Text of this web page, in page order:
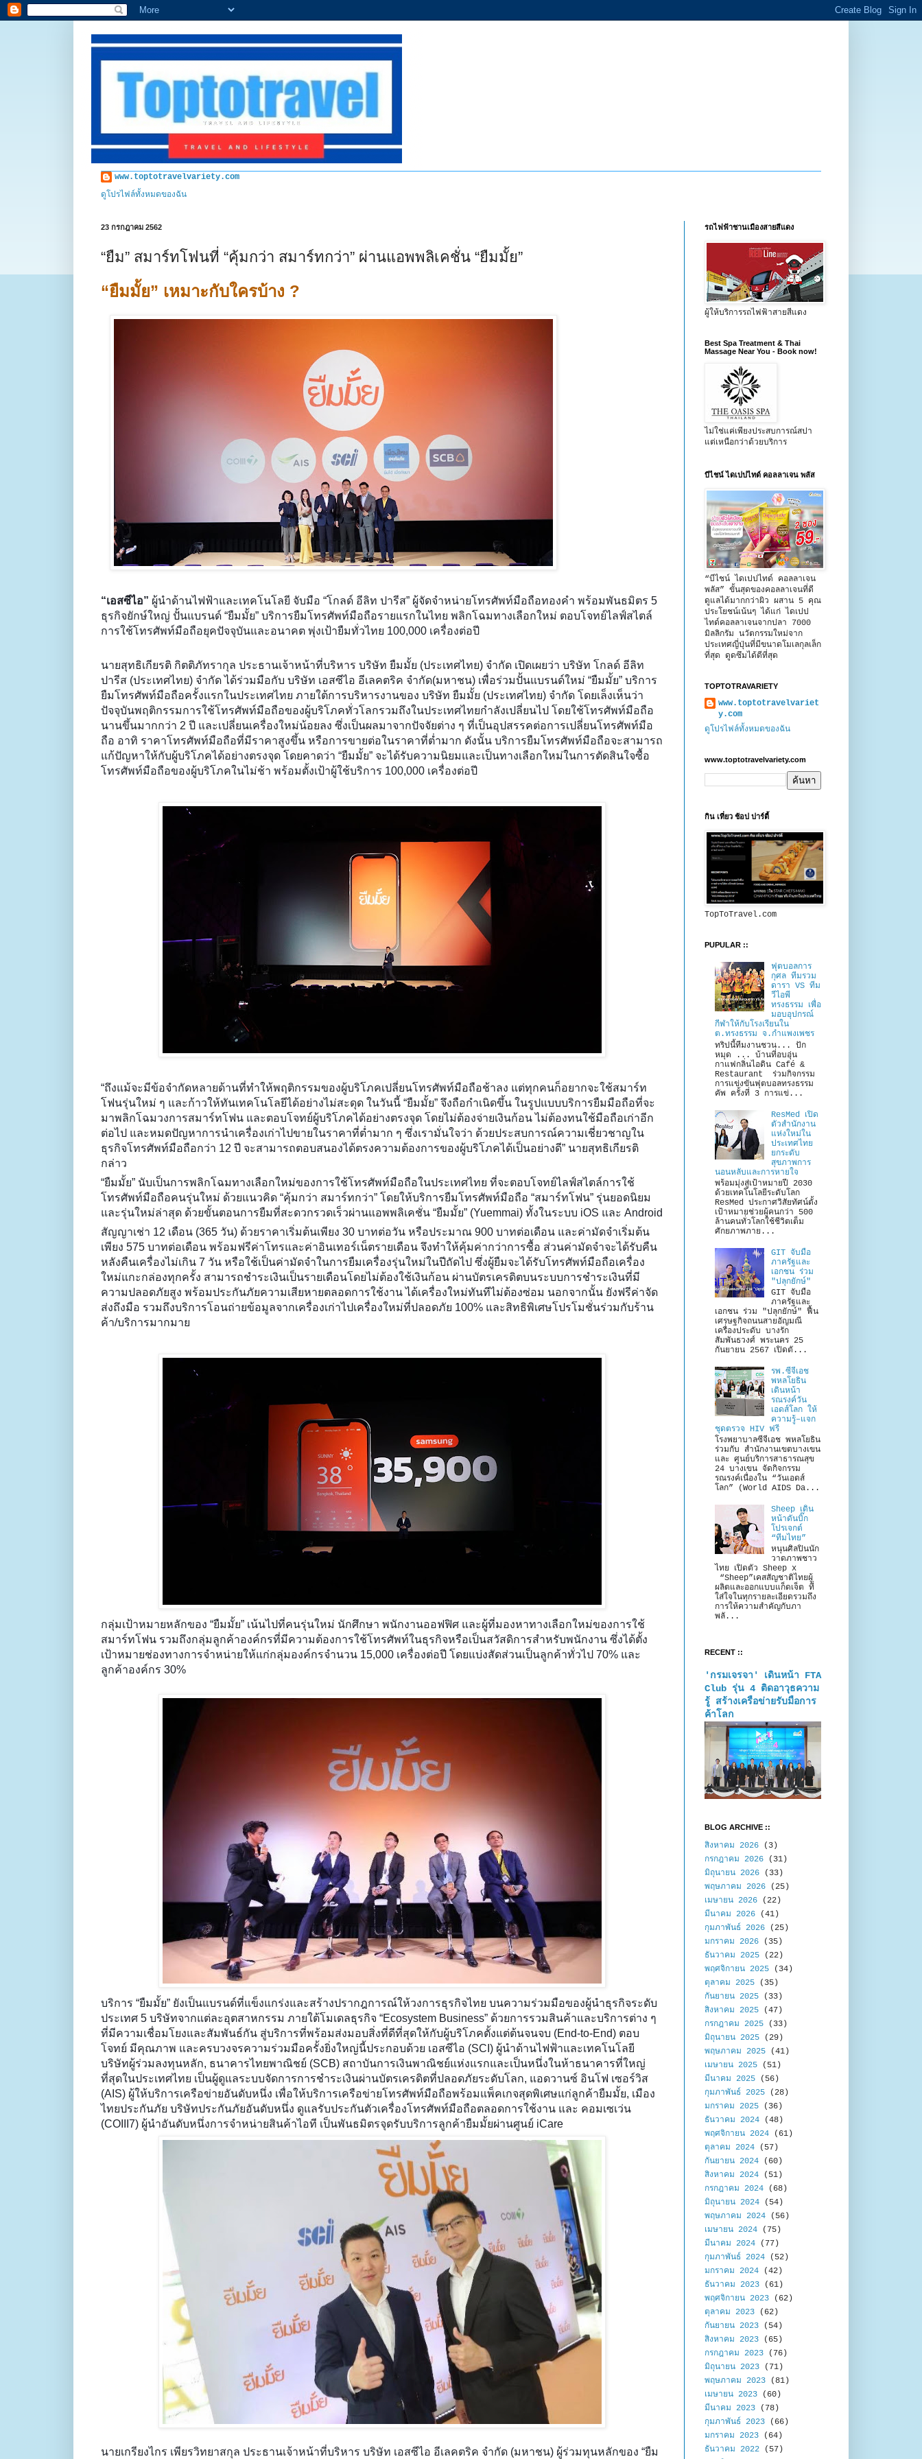
www.toptotravelvariety.com
ดูโปรไฟล์ทั้งหมดของฉัน
23 กรกฎาคม 2562
“ยืม” สมาร์ทโฟนที่ “คุ้มกว่า สมาร์ทกว่า” ผ่านแอพพลิเคชั่น “ยืมมั้ย”
“ยืมมั้ย” เหมาะกับใครบ้าง ?
“เอสซีไอ” ผู้นำด้านไฟฟ้าและเทคโนโลยี จับมือ “โกลด์ อีลิท ปารีส” ผู้จัดจำหน่ายโทรศัพท์มือถือทองคำ พร้อมพันธมิตร 5
ธุรกิจยักษ์ใหญ่ ปั้นแบรนด์ “ยืมมั้ย” บริการยืมโทรศัพท์มือถือรายแรกในไทย พลิกโฉมทางเลือกใหม่ ตอบโจทย์ไลฟ์สไตล์
การใช้โทรศัพท์มือถือยุคปัจจุบันและอนาคต พุ่งเป้ายืมทั่วไทย 100,000 เครื่องต่อปี
นายสุทธิเกียรติ กิตติภัทรากุล ประธานเจ้าหน้าที่บริหาร บริษัท ยืมมั้ย (ประเทศไทย) จำกัด เปิดเผยว่า บริษัท โกลด์ อีลิท
ปารีส (ประเทศไทย) จำกัด ได้ร่วมมือกับ บริษัท เอสซีไอ อีเลคตริค จํากัด(มหาชน) เพื่อร่วมปั้นแบรนด์ใหม่ “ยืมมั้ย” บริการ
ยืมโทรศัพท์มือถือครั้งแรกในประเทศไทย ภายใต้การบริหารงานของ บริษัท ยืมมั้ย (ประเทศไทย) จำกัด โดยเล็งเห็นว่า
ปัจจุบันพฤติกรรมการใช้โทรศัพท์มือถือของผู้บริโภคทั่วโลกรวมถึงในประเทศไทยกำลังเปลี่ยนไป โดยใช้โทรศัพท์มือถือ
นานขึ้นมากกว่า 2 ปี และเปลี่ยนเครื่องใหม่น้อยลง ซึ่งเป็นผลมาจากปัจจัยต่าง ๆ ที่เป็นอุปสรรคต่อการเปลี่ยนโทรศัพท์มือ
ถือ อาทิ ราคาโทรศัพท์มือถือที่มีราคาสูงขึ้น หรือการขายต่อในราคาที่ต่ำมาก ดังนั้น บริการยืมโทรศัพท์มือถือจะสามารถ
แก้ปัญหาให้กับผู้บริโภคได้อย่างตรงจุด โดยคาดว่า “ยืมมั้ย” จะได้รับความนิยมและเป็นทางเลือกใหม่ในการตัดสินใจซื้อ
โทรศัพท์มือถือของผู้บริโภคในไม่ช้า พร้อมตั้งเป้าผู้ใช้บริการ 100,000 เครื่องต่อปี
“ถึงแม้จะมีข้อจำกัดหลายด้านที่ทำให้พฤติกรรมของผู้บริโภคเปลี่ยนโทรศัพท์มือถือช้าลง แต่ทุกคนก็อยากจะใช้สมาร์ท
โฟนรุ่นใหม่ ๆ และก้าวให้ทันเทคโนโลยีได้อย่างไม่สะดุด ในวันนี้ “ยืมมั้ย” จึงถือกำเนิดขึ้น ในรูปแบบบริการยืมมือถือที่จะ
มาพลิกโฉมวงการสมาร์ทโฟน และตอบโจทย์ผู้บริโภคได้อย่างตรงจุด โดยไม่ต้องจ่ายเงินก้อน ไม่ต้องทนใช้มือถือเก่าอีก
ต่อไป และหมดปัญหาการนำเครื่องเก่าไปขายในราคาที่ต่ำมาก ๆ ซึ่งเรามั่นใจว่า ด้วยประสบการณ์ความเชี่ยวชาญใน
ธุรกิจโทรศัพท์มือถือกว่า 12 ปี จะสามารถตอบสนองได้ตรงความต้องการของผู้บริโภคได้เป็นอย่างดี” นายสุทธิเกียรติ
กล่าว
“ยืมมั้ย” นับเป็นการพลิกโฉมทางเลือกใหม่ของการใช้โทรศัพท์มือถือในประเทศไทย ที่จะตอบโจทย์ไลฟ์สไตล์การใช้
โทรศัพท์มือถือคนรุ่นใหม่ ด้วยแนวคิด “คุ้มกว่า สมาร์ทกว่า” โดยให้บริการยืมโทรศัพท์มือถือ “สมาร์ทโฟน” รุ่นยอดนิยม
และรุ่นใหม่ล่าสุด ด้วยขั้นตอนการยืมที่สะดวกรวดเร็วผ่านแอพพลิเคชั่น “ยืมมั้ย” (Yuemmai) ทั้งในระบบ iOS และ Android
สัญญาเช่า 12 เดือน (365 วัน) ด้วยราคาเริ่มต้นเพียง 30 บาทต่อวัน หรือประมาณ 900 บาทต่อเดือน และค่ามัดจำเริ่มต้น
เพียง 575 บาทต่อเดือน พร้อมฟรีค่าโทรและค่าอินเทอร์เน็ตรายเดือน จึงทำให้คุ้มค่ากว่าการซื้อ ส่วนค่ามัดจำจะได้รับคืน
หลังคืนเครื่องไม่เกิน 7 วัน หรือใช้เป็นค่ามัดจำในการยืมเครื่องรุ่นใหม่ในปีถัดไป ซึ่งผู้ยืมจะได้รับโทรศัพท์มือถือเครื่อง
ใหม่แกะกล่องทุกครั้ง สามารถชำระเงินเป็นรายเดือนโดยไม่ต้องใช้เงินก้อน ผ่านบัตรเครดิตบนระบบการชำระเงินที่มี
ความปลอดภัยสูง พร้อมประกันภัยความเสียหายตลอดการใช้งาน ได้เครื่องใหม่ทันทีไม่ต้องซ่อม นอกจากนั้น ยังฟรีค่าจัด
ส่งถึงมือ รวมถึงบริการโอนถ่ายข้อมูลจากเครื่องเก่าไปเครื่องใหม่ที่ปลอดภัย 100% และสิทธิพิเศษโปรโมชั่นร่วมกับร้าน
ค้า/บริการมากมาย
กลุ่มเป้าหมายหลักของ “ยืมมั้ย” เน้นไปที่คนรุ่นใหม่ นักศึกษา พนักงานออฟฟิศ และผู้ที่มองหาทางเลือกใหม่ของการใช้
สมาร์ทโฟน รวมถึงกลุ่มลูกค้าองค์กรที่มีความต้องการใช้โทรศัพท์ในธุรกิจหรือเป็นสวัสดิการสำหรับพนักงาน ซึ่งได้ตั้ง
เป้าหมายช่องทางการจำหน่ายให้แก่กลุ่มองค์กรจำนวน 15,000 เครื่องต่อปี โดยแบ่งสัดส่วนเป็นลูกค้าทั่วไป 70% และ
ลูกค้าองค์กร 30%
บริการ “ยืมมั้ย” ยังเป็นแบรนด์ที่แข็งแกร่งและสร้างปรากฎการณ์ให้วงการธุรกิจไทย บนความร่วมมือของผู้นำธุรกิจระดับ
ประเทศ 5 บริษัทจากแต่ละอุตสาหกรรม ภายใต้โมเดลธุรกิจ “Ecosystem Business” ด้วยการรวมสินค้าและบริการต่าง ๆ
ที่มีความเชื่อมโยงและสัมพันธ์กัน สู่บริการที่พร้อมส่งมอบสิ่งที่ดีที่สุดให้กับผู้บริโภคตั้งแต่ต้นจนจบ (End-to-End) ตอบ
โจทย์ มีคุณภาพ และครบวงจรความร่วมมือครั้งยิ่งใหญ่นี้ประกอบด้วย เอสซีไอ (SCI) ผู้นำด้านไฟฟ้าและเทคโนโลยี
บริษัทผู้ร่วมลงทุนหลัก, ธนาคารไทยพาณิชย์ (SCB) สถาบันการเงินพาณิชย์แห่งแรกและเป็นหนึ่งในห้าธนาคารที่ใหญ่
ที่สุดในประเทศไทย เป็นผู้ดูแลระบบจัดการการชำระเงินผ่านบัตรเครดิตที่ปลอดภัยระดับโลก, แอดวานซ์ อินโฟ เซอร์วิส
(AIS) ผู้ให้บริการเครือข่ายอันดับหนึ่ง เพื่อให้บริการเครือข่ายโทรศัพท์มือถือพร้อมแพ็คเกจสุดพิเศษแก่ลูกค้ายืมมั้ย, เมือง
ไทยประกันภัย บริษัทประกันภัยอันดับหนึ่ง ดูแลรับประกันตัวเครื่องโทรศัพท์มือถือตลอดการใช้งาน และ คอมเซเว่น
(COIII7) ผู้นำอันดับหนึ่งการจำหน่ายสินค้าไอที เป็นพันธมิตรจุดรับบริการลูกค้ายืมมั้ยผ่านศูนย์ iCare
นายเกรียงไกร เพียรวิทยาสกุล ประธานเจ้าหน้าที่บริหาร บริษัท เอสซีไอ อีเลคตริค จํากัด (มหาชน) ผู้ร่วมทุนหลักของ “ยืม
รถไฟฟ้าชานเมืองสายสีแดง
ผู้ให้บริการรถไฟฟ้าสายสีแดง
Best Spa Treatment & Thai
Massage Near You - Book now!
ไม่ใช่แค่เพียงประสบการณ์สปา
แต่เหนือกว่าด้วยบริการ
บีไชน์ ไดเปปไทด์ คอลลาเจน พลัส
“บีไชน์ ไดเปปไทด์ คอลลาเจน
พลัส” ขั้นสุดของคอลลาเจนที่ดี
ดูแลได้มากกว่าผิว ผสาน 5 คุณ
ประโยชน์เน้นๆ ได้แก่ ไดเปป
ไทด์คอลลาเจนจากปลา 7000
มิลลิกรัม นวัตกรรมใหม่จาก
ประเทศญี่ปุ่นที่มีขนาดโมเลกุลเล็ก
ที่สุด ดูดซึมได้ดีที่สุด
TOPTOTRAVARIETY
www.toptotravelvariet
y.com
ดูโปรไฟล์ทั้งหมดของฉัน
www.toptotravelvariety.com
กิน เที่ยว ช้อป ปาร์ตี้
TopToTravel.com
PUPULAR ::
ฟุตบอลการ
กุศล ทีมรวม
ดารา VS ทีม
วีไอพี
ทรงธรรม เพื่อ
มอบอุปกรณ์
กีฬาให้กับโรงเรียนใน
ต.ทรงธรรม จ.กำแพงเพชร
ทริปนี้ทีมงานชวน... ปัก
หมุด ... บ้านที่อบอุ่น
กาแฟกลิ่นไอดิน Café &
Restaurant ร่วมกิจกรรม
การแข่งขันฟุตบอลทรงธรรม
คัพ ครั้งที่ 3 การแข่...
ResMed เปิด
ตัวสำนักงาน
แห่งใหม่ใน
ประเทศไทย
ยกระดับ
สุขภาพการ
นอนหลับและการหายใจ
พร้อมมุ่งสู่เป้าหมายปี 2030
ด้วยเทคโนโลยีระดับโลก
ResMed ประกาศวิสัยทัศน์ตั้ง
เป้าหมายช่วยผู้คนกว่า 500
ล้านคนทั่วโลกใช้ชีวิตเต็ม
ศักยภาพภาย...
GIT จับมือ
ภาครัฐและ
เอกชน ร่วม
"ปลุกยักษ์"
GIT จับมือ
ภาครัฐและ
เอกชน ร่วม "ปลุกยักษ์" ฟื้น
เศรษฐกิจถนนสายอัญมณี
เครื่องประดับ บางรัก
สัมพันธวงศ์ พระนคร 25
กันยายน 2567 เปิดตั...
รพ.ซีจีเอช
พหลโยธิน
เดินหน้า
รณรงค์วัน
เอดส์โลก ให้
ความรู้–แจก
ชุดตรวจ HIV ฟรี
โรงพยาบาลซีจีเอช พหลโยธิน
ร่วมกับ สำนักงานเขตบางเขน
และ ศูนย์บริการสาธารณสุข
24 บางเขน จัดกิจกรรม
รณรงค์เนื่องใน “วันเอดส์
โลก” (World AIDS Da...
Sheep เดิน
หน้าดันบิ๊ก
โปรเจกต์
“ทีมไทย”
หนุนศิลปินนัก
วาดภาพชาว
ไทย เปิดตัว Sheep x
“Sheep”เคสสัญชาติไทยผู้
ผลิตและออกแบบแก็ดเจ็ต ที่
ใส่ใจในทุกรายละเอียดรวมถึง
การให้ความสำคัญกับภา
พลั...
RECENT ::
'กรมเจรจา' เดินหน้า FTA
Club รุ่น 4 ติดอาวุธความ
รู้ สร้างเครือข่ายรับมือการ
ค้าโลก
BLOG ARCHIVE ::
สิงหาคม 2026 (3)
กรกฎาคม 2026 (31)
มิถุนายน 2026 (33)
พฤษภาคม 2026 (25)
เมษายน 2026 (22)
มีนาคม 2026 (41)
กุมภาพันธ์ 2026 (25)
มกราคม 2026 (35)
ธันวาคม 2025 (22)
พฤศจิกายน 2025 (34)
ตุลาคม 2025 (35)
กันยายน 2025 (33)
สิงหาคม 2025 (47)
กรกฎาคม 2025 (33)
มิถุนายน 2025 (29)
พฤษภาคม 2025 (41)
เมษายน 2025 (51)
มีนาคม 2025 (56)
กุมภาพันธ์ 2025 (28)
มกราคม 2025 (36)
ธันวาคม 2024 (48)
พฤศจิกายน 2024 (61)
ตุลาคม 2024 (57)
กันยายน 2024 (60)
สิงหาคม 2024 (51)
กรกฎาคม 2024 (68)
มิถุนายน 2024 (54)
พฤษภาคม 2024 (56)
เมษายน 2024 (75)
มีนาคม 2024 (77)
กุมภาพันธ์ 2024 (52)
มกราคม 2024 (42)
ธันวาคม 2023 (61)
พฤศจิกายน 2023 (62)
ตุลาคม 2023 (62)
กันยายน 2023 (54)
สิงหาคม 2023 (65)
กรกฎาคม 2023 (76)
มิถุนายน 2023 (71)
พฤษภาคม 2023 (81)
เมษายน 2023 (60)
มีนาคม 2023 (78)
กุมภาพันธ์ 2023 (66)
มกราคม 2023 (64)
ธันวาคม 2022 (57)